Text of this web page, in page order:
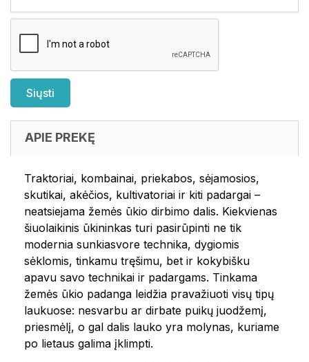
APIE PREKĘ
Traktoriai, kombainai, priekabos, sėjamosios,
skutikai, akėčios, kultivatoriai ir kiti padargai –
neatsiejama žemės ūkio dirbimo dalis. Kiekvienas
šiuolaikinis ūkininkas turi pasirūpinti ne tik
modernia sunkiasvore technika, dygiomis
sėklomis, tinkamu tręšimu, bet ir kokybišku
apavu savo technikai ir padargams. Tinkama
žemės ūkio padanga leidžia pravažiuoti visų tipų
laukuose: nesvarbu ar dirbate puikų juodžemį,
priesmėlį, o gal dalis lauko yra molynas, kuriame
po lietaus galima įklimpti.